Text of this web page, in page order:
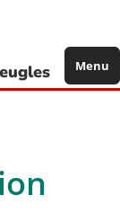
Menu